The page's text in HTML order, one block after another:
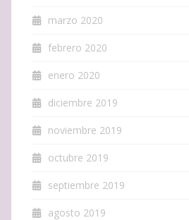
marzo 2020
febrero 2020
enero 2020
diciembre 2019
noviembre 2019
octubre 2019
septiembre 2019
agosto 2019